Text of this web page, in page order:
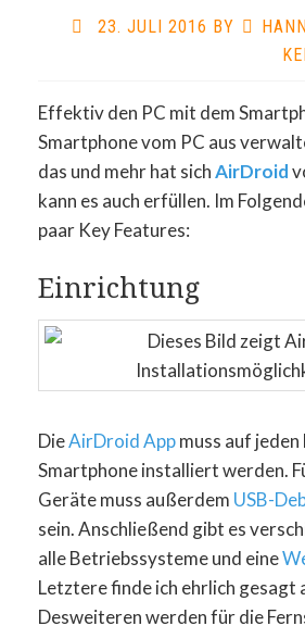
23. JULI 2016 BY
Effektiv den PC mit dem
Smartphone vom PC aus
das und mehr hat sichAirDroid
kann es auch erfüllen. Im
paar Key Features:
Einrichtung
DieAirDroid Appmuss auf jeden
Smartphone installiert werden.
Geräte muss außerdem USB-
sein. Anschließend gibt es
alle Betriebssysteme und eine
Letztere finde ich ehrlich gesagt
Desweiteren werden für die